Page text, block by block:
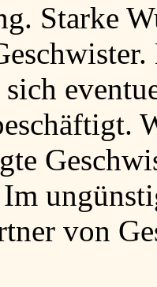
Starke
sich
von